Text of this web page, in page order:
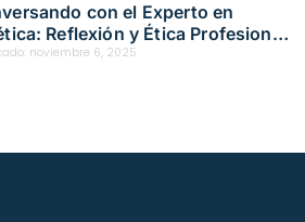
con el Experto en
Reflexión y Ética Profesional
Educativa Presencial
noviembre 6, 2025